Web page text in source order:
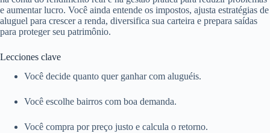
e aumentar lucro. Você ainda entende os impostos, ajusta estratégias de
aluguel para crescer a renda, diversifica sua carteira e prepara saídas
para proteger seu patrimônio.
Lecciones clave
Você decide quanto quer ganhar com aluguéis.
Você escolhe bairros com boa demanda.
Você compra por preço justo e calcula o retorno.